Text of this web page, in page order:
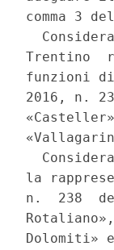
comma 3
Trentino
funzioni
2016, n.
la
n.  238
Dolomiti»